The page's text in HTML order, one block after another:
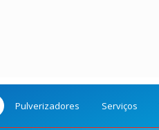
Pulverizadores Serviços